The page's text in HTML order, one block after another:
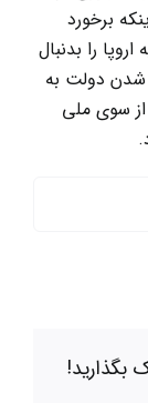
برخورد
را بدنبال
شدن دولت به
از سوی ملی
بگذارید!